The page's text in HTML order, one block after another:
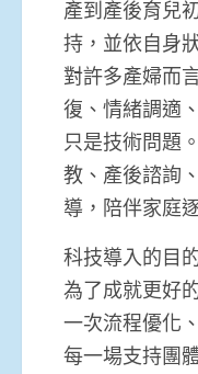
產到產後育兒
持，並依自身
對許多產婦而
復、情緒調適
只是技術問題
教、產後諮詢
導，陪伴家庭
科技導入的目
為了成就更好
一次流程優化
每一場支持團